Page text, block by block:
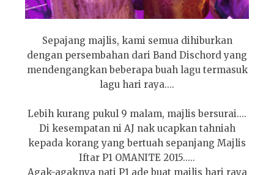
Sepajang majlis, kami semua dihiburkan
dengan persembahan dari Band Dischord yang
mendengangkan beberapa buah lagu termasuk
lagu hari raya....
Lebih kurang pukul 9 malam, majlis bersurai....
Di kesempatan ni AJ nak ucapkan tahniah
kepada korang yang bertuah sepanjang Majlis
Iftar P1 OMANITE 2015.....
Agak-agaknya nati P1 ade buat majlis hari raya